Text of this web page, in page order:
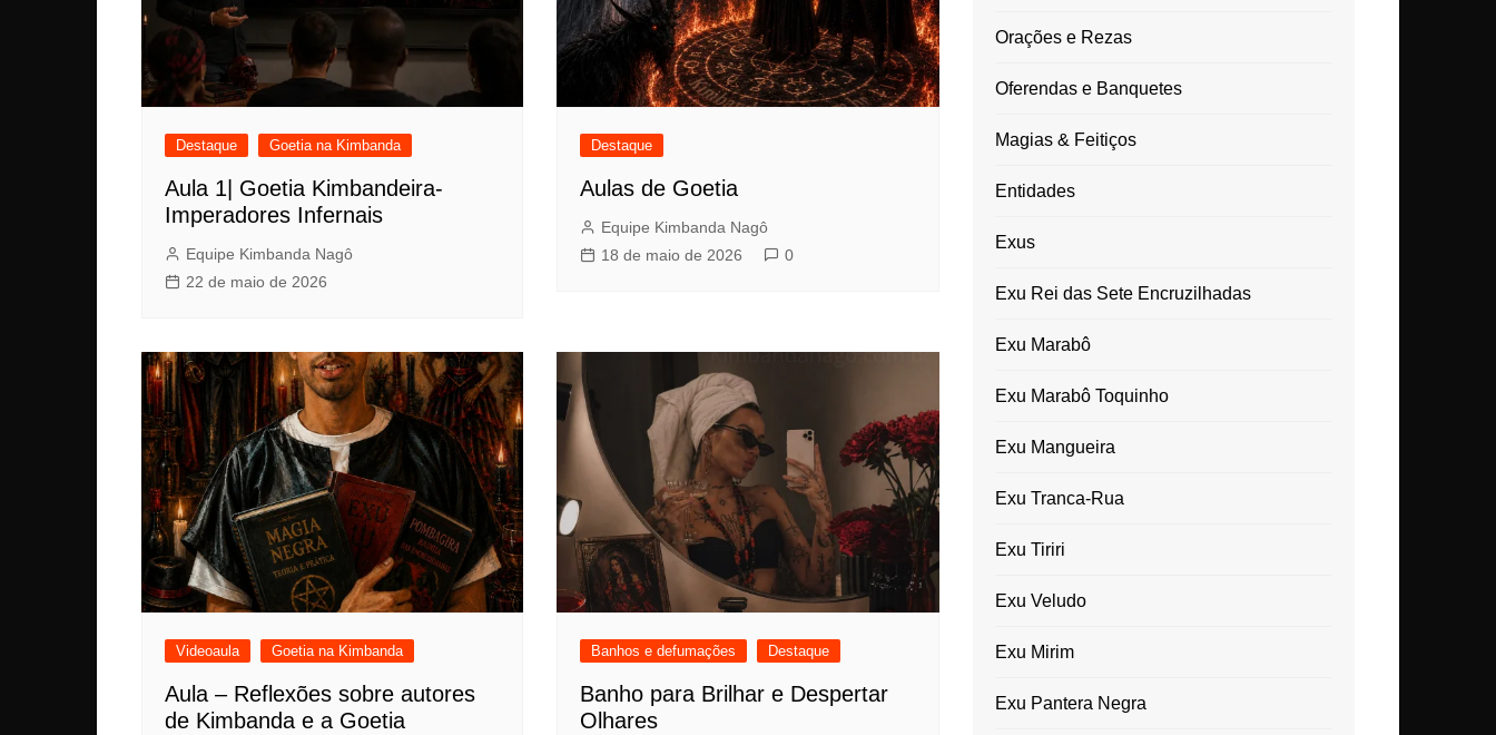
Destaque Goetia na Kimbanda
Aula 1| Goetia Kimbandeira-
Imperadores Infernais
Equipe Kimbanda Nagô
22 de maio de 2026
Destaque
Aulas de Goetia
Equipe Kimbanda Nagô
18 de maio de 2026
0
Videoaula Goetia na Kimbanda
Aula – Reflexões sobre autores
de Kimbanda e a Goetia
Banhos e defumações Destaque
Banho para Brilhar e Despertar
Olhares
Orações e Rezas
Oferendas e Banquetes
Magias & Feitiços
Entidades
Exus
Exu Rei das Sete Encruzilhadas
Exu Marabô
Exu Marabô Toquinho
Exu Mangueira
Exu Tranca-Rua
Exu Tiriri
Exu Veludo
Exu Mirim
Exu Pantera Negra